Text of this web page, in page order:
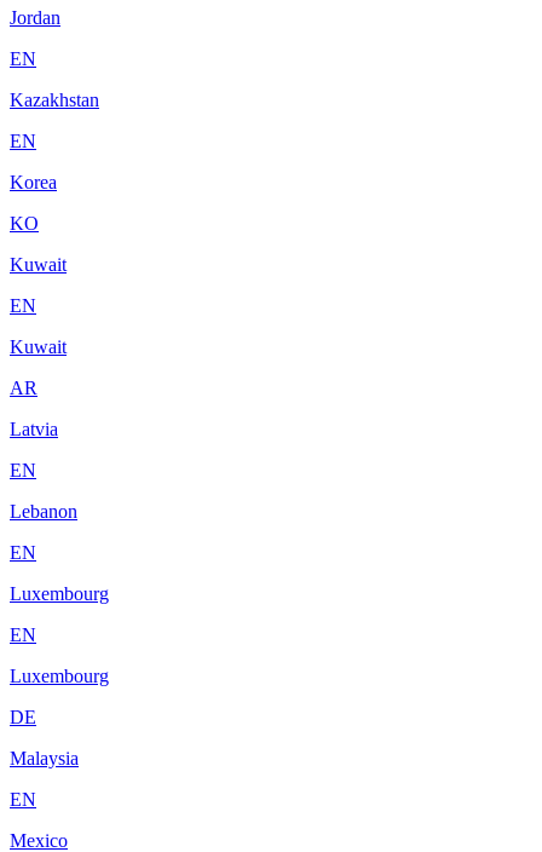
Jordan
EN
Kazakhstan
EN
Korea
KO
Kuwait
EN
Kuwait
AR
Latvia
EN
Lebanon
EN
Luxembourg
EN
Luxembourg
DE
Malaysia
EN
Mexico